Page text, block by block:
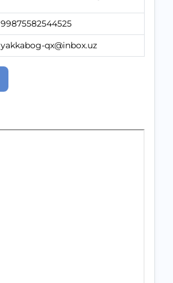
99875582544525
yakkabog-qx@inbox.uz